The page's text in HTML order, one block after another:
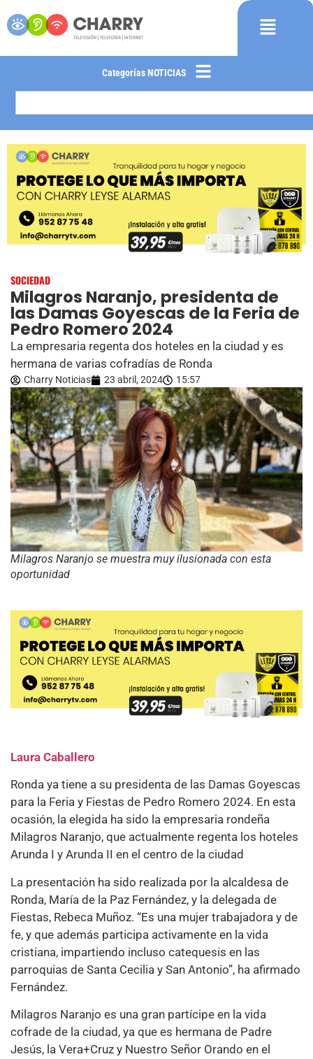
Categorías NOTICIAS
SOCIEDAD
Milagros Naranjo, presidenta de
las Damas Goyescas de la Feria de
Pedro Romero 2024
La empresaria regenta dos hoteles en la ciudad y es
hermana de varias cofradías de Ronda
Charry Noticias 23 abril, 2024 15:57
Milagros Naranjo se muestra muy ilusionada con esta
oportunidad
Laura Caballero
Ronda ya tiene a su presidenta de las Damas Goyescas
para la Feria y Fiestas de Pedro Romero 2024. En esta
ocasión, la elegida ha sido la empresaria rondeña
Milagros Naranjo, que actualmente regenta los hoteles
Arunda I y Arunda II en el centro de la ciudad
La presentación ha sido realizada por la alcaldesa de
Ronda, María de la Paz Fernández, y la delegada de
Fiestas, Rebeca Muñoz. “Es una mujer trabajadora y de
fe, y que además participa activamente en la vida
cristiana, impartiendo incluso catequesis en las
parroquias de Santa Cecilia y San Antonio”, ha afirmado
Fernández.
Milagros Naranjo es una gran partícipe en la vida
cofrade de la ciudad, ya que es hermana de Padre
Jesús, la Vera+Cruz y Nuestro Señor Orando en el